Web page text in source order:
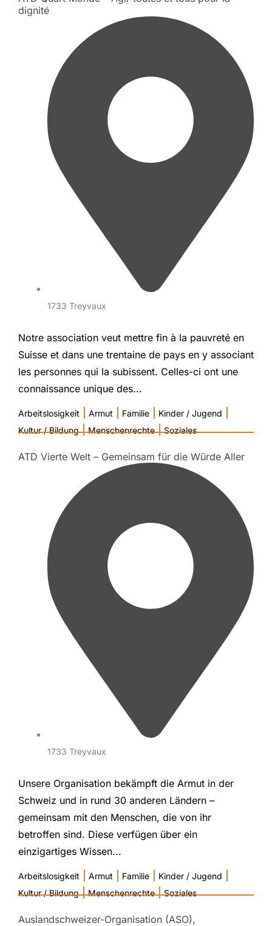
dignité
1733 Treyvaux
Notre association veut mettre fin à la pauvreté en
Suisse et dans une trentaine de pays en y associant
les personnes qui la subissent. Celles-ci ont une
connaissance unique des...
Arbeitslosigkeit Armut Familie Kinder / Jugend
Kultur / Bildung | Menschenrechte | Soziales
ATD Vierte Welt – Gemeinsam für die Würde Aller
1733 Treyvaux
Unsere Organisation bekämpft die Armut in der
Schweiz und in rund 30 anderen Ländern –
gemeinsam mit den Menschen, die von ihr
betroffen sind. Diese verfügen über ein
einzigartiges Wissen...
Arbeitslosigkeit Armut Familie Kinder / Jugend
Kultur / Bildung | Menschenrechte | Soziales
Auslandschweizer-Organisation (ASO),